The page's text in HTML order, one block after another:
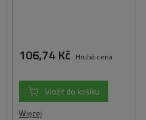
106,74 Kč Hrubá cena
Vložit do košíku
Więcej